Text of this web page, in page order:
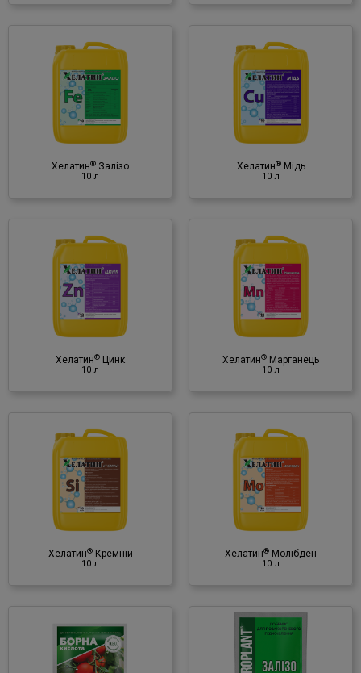
Хелатин® Залізо
10 л
Хелатин®Мідь
10 л
Мідь
10 л
Мінеральне добриво
♦ мідь (Cu)
Хелатин® Цинк
10 л
Хелатин® Марганець
10 л
Хелатин Марганець
10 л
Мінеральне добриво
♦ марганець (Mn)
Хелатин®Кремній
10 л
Хелатин® Молібден
10 л
Хелатин Молібден
10 л
Мінеральне добриво
♦ молібден (Mo)
Microplant®Залізо
5 г